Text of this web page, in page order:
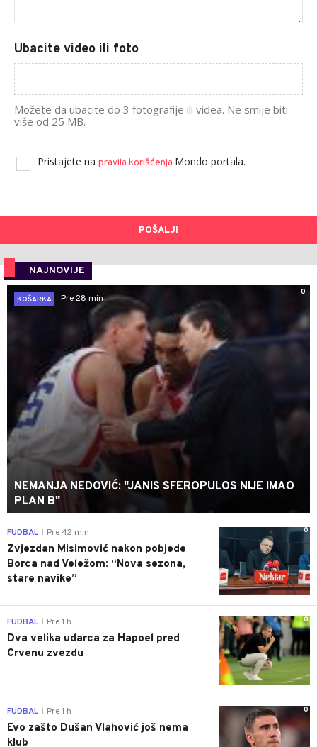
Ubacite video ili foto
Možete da ubacite do 3 fotografije ili videa. Ne smije biti
više od 25 MB.
Pristajete na pravila korišćenja Mondo portala.
POŠALJI
NAJNOVIJE
0
KOŠARKA
Pre 28 min
NEMANJA NEDOVIĆ: "JANIS SFEROPULOS NIJE IMAO
PLAN B"
0
FUDBAL Pre 42 min
Zvjezdan Misimović nakon pobjede
Borca nad Veležom: “Nova sezona,
stare navike”
0
FUDBAL Pre 1 h
Dva velika udarca za Hapoel pred
Crvenu zvezdu
0
FUDBAL Pre 1 h
Evo zašto Dušan Vlahović još nema
klub